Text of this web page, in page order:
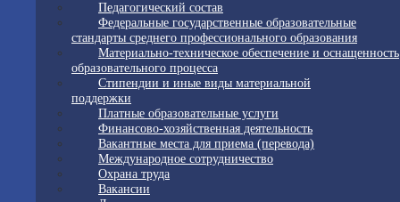
Педагогический состав
Федеральные государственные образовательные
стандарты среднего профессионального образования
Материально-техническое обеспечение и оснащенность
образовательного процесса
Стипендии и иные виды материальной
поддержки
Платные образовательные услуги
Финансово-хозяйственная деятельность
Вакантные места для приема (перевода)
Международное сотрудничество
Охрана труда
Вакансии